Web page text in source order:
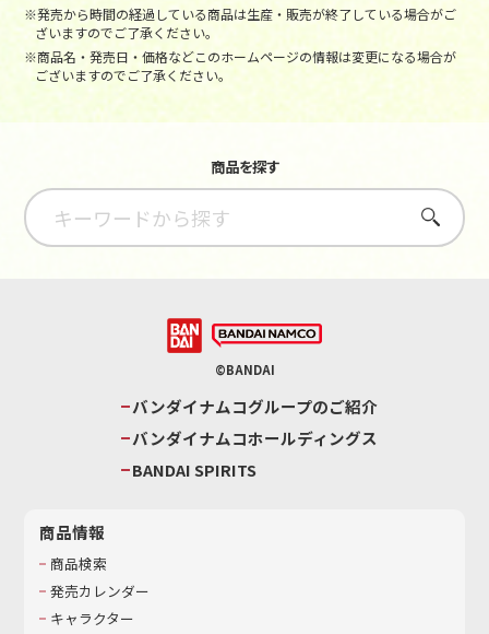
※発売から時間の経過している商品は生産・販売が終了している場合がご
ざいますのでご了承ください。
※商品名・発売日・価格などこのホームページの情報は変更になる場合が
ございますのでご了承ください。
商品を探す
さがす
©BANDAI
バンダイナムコグループのご紹介
バンダイナムコホールディングス
BANDAI SPIRITS
商品情報
商品検索
発売カレンダー
キャラクター